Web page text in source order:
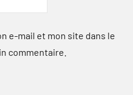
e-mail et mon site dans le
commentaire.